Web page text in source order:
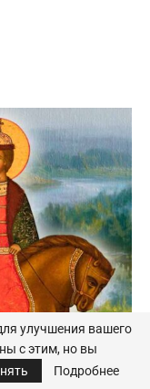
улучшения вашего
с этим, но вы
Подробнее